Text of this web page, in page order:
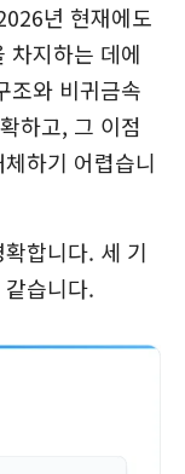
년 현재에도
차지하는 데에
조와 비귀금속
하고, 그 이점
하기 어렵습니
합니다. 세 기
습니다.